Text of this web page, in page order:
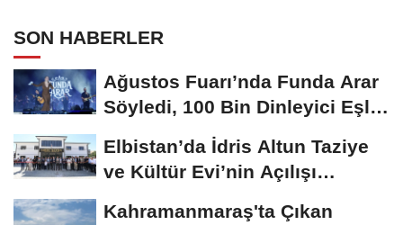
SON HABERLER
Ağustos Fuarı’nda Funda Arar
Söyledi, 100 Bin Dinleyici Eşlik
Elbistan’da İdris Altun Taziye
ve Kültür Evi’nin Açılışı
Kahramanmaraş'ta Çıkan